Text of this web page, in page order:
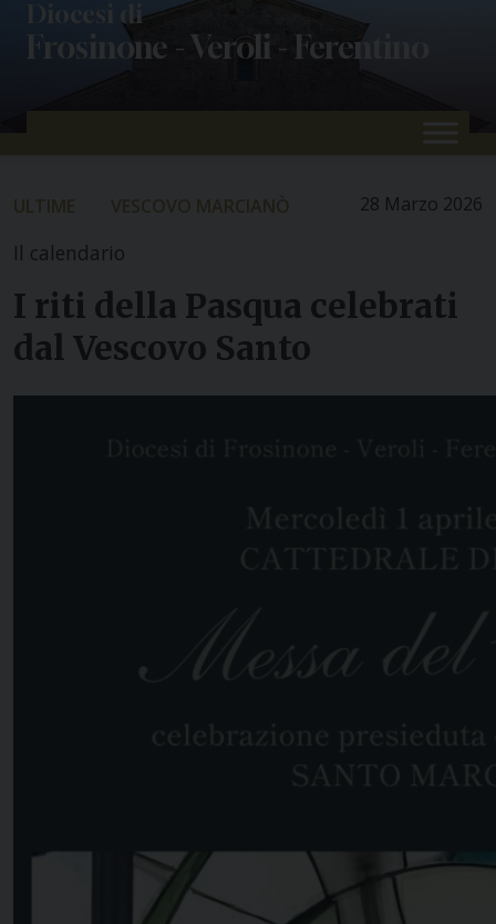
Diocesi di
Frosinone - Veroli - Ferentino
28 Marzo 2026
ULTIME VESCOVO MARCIANÒ
Il calendario
I riti della Pasqua celebrati
dal Vescovo Santo